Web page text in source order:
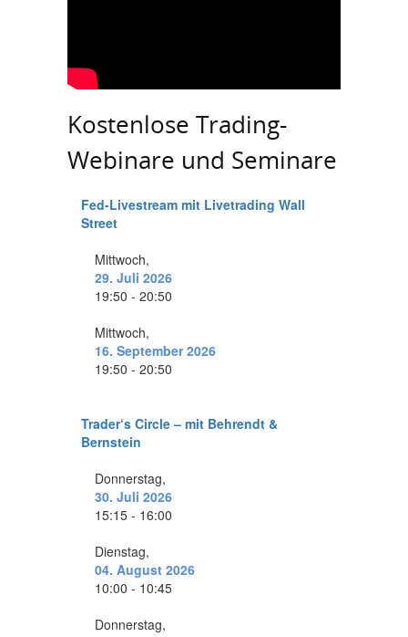
Kostenlose Trading-
Webinare und Seminare